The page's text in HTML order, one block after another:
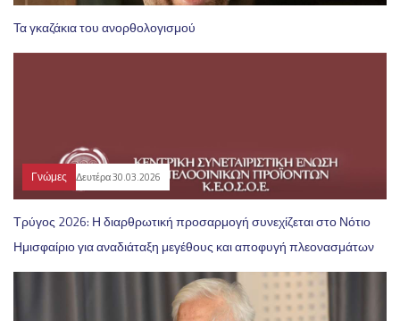
Τα γκαζάκια του ανορθολογισμού
Γνώμες Δευτέρα 30.03.2026
Τρύγος 2026: Η διαρθρωτική προσαρμογή συνεχίζεται στο Νότιο
Ημισφαίριο για αναδιάταξη μεγέθους και αποφυγή πλεονασμάτων